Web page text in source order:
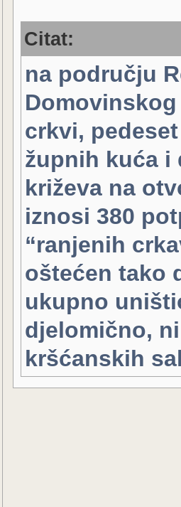
Citat:
na području
crkvi,
župnih kuća i
križeva na
iznosi 380
“ranjenih
oštećen tako
ukupno
djelomično,
kršćanskih